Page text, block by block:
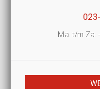
Ma. t/m Za.